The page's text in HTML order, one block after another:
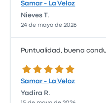
Samar - La Veloz
Nieves T.
24 de mayo de 2026
Puntualidad, buena
5.0 de 5 estrellas
Samar - La Veloz
Yadira R.